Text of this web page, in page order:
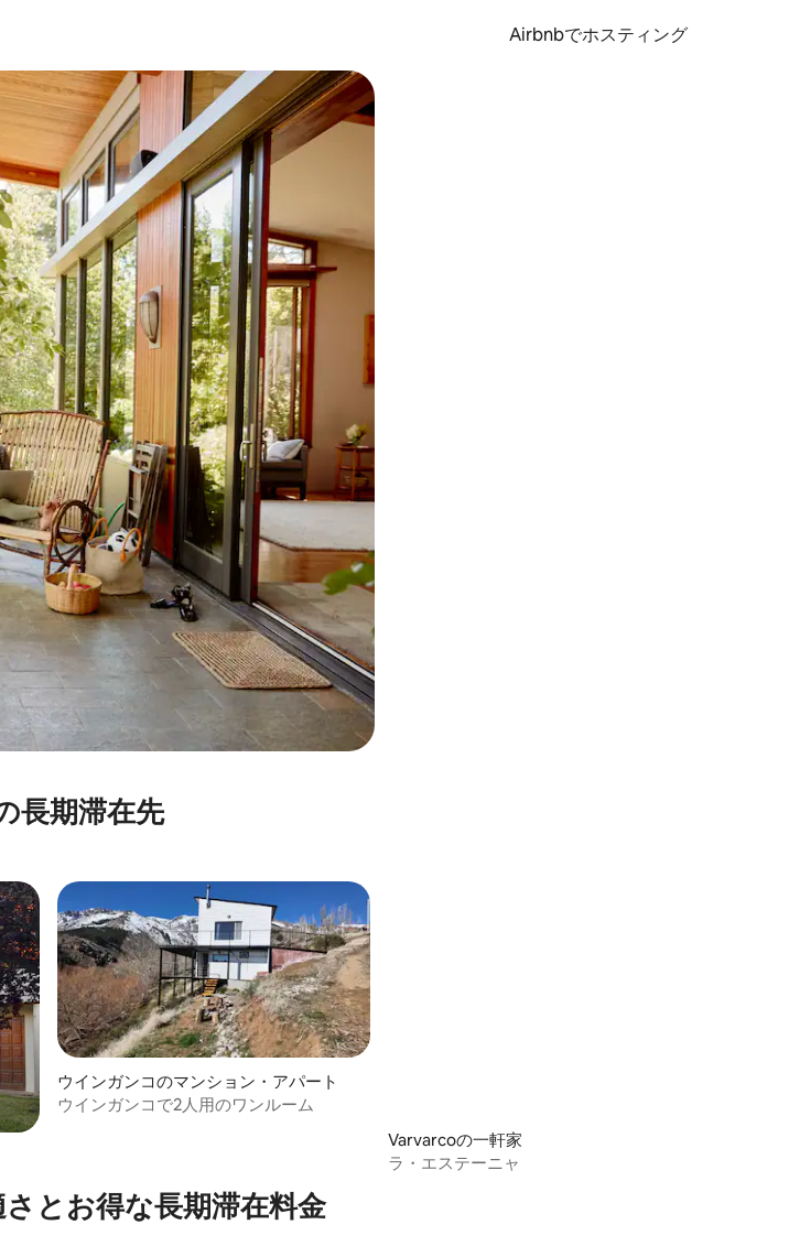
Airbnbでホスティング
はスワイプして検索結果を確認することができます。
長期滞在先
ウインガンコのマンション・アパート
ウインガンコで2人用のワンルーム
Varvarcoの一軒家
ラ・エステーニャ
とお⁠得⁠な長⁠期⁠滞⁠在料⁠金